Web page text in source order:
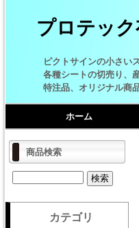
プロテッ
ピクトサインの小さい
各種シートの切売り、
特注品、オリジナル商
ホーム
商品検索
カテゴリ